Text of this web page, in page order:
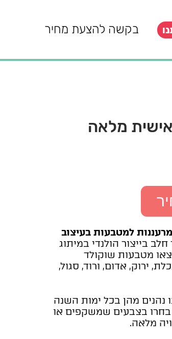
בקשה להצעת מחיר
מלאה
למטבעות בעיצוב
בייצור הולנדי במיתוג
מטבעות שוקולד
ירוק, אדום, ורוד, סגול,
נהנים מהן בכל ימות השנה
בחרו בצבעים שמשקפים או
מלאה.